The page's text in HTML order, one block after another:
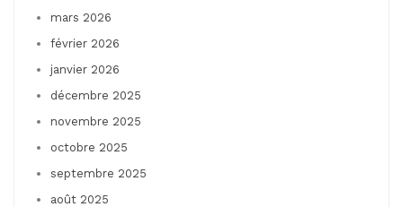
mars 2026
février 2026
janvier 2026
décembre 2025
novembre 2025
octobre 2025
septembre 2025
août 2025